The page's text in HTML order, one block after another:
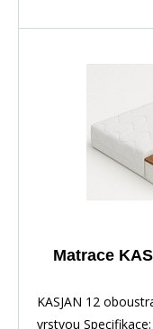
Matrace
KASJAN 12
vrstvou